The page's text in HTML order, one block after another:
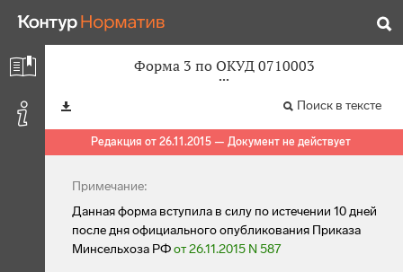
Форма 3 по ОКУД 0710003
Поиск в тексте
Редакция от 26.11.2015 — Документ не действует
Примечание:
Данная форма вступила в силу по истечении 10 дней
после дня официального опубликования Приказа
Минсельхоза РФот 26.11.2015 N 587